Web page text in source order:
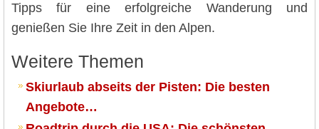
Tipps für eine erfolgreiche Wanderung und
genießen Sie Ihre Zeit in den Alpen.
Weitere Themen
Skiurlaub abseits der Pisten: Die besten
Angebote…